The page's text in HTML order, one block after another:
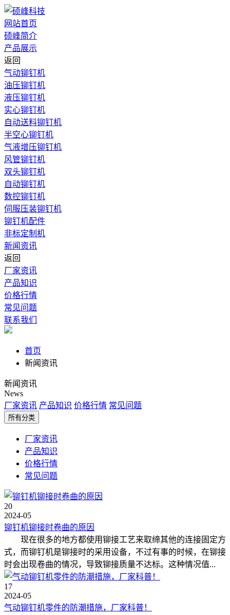
网站首页
硕峰简介
产品展示
返回
气动铆钉机
油压铆钉机
液压铆钉机
实心铆钉机
自动送料铆钉机
半空心铆钉机
气液增压铆钉机
风管铆钉机
双头铆钉机
自动铆钉机
数控铆钉机
伺服压装铆钉机
铆钉机配件
非标定制机
新闻资讯
返回
厂家资讯
产品知识
价格行情
常见问题
联系我们
首页
新闻资讯
新闻资讯
News
厂家资讯 产品知识 价格行情 常见问题
所有分类
厂家资讯
产品知识
价格行情
常见问题
20
2024-05
铆钉机铆接时卷曲的原因
现在很多的地方都使用铆接工艺来取缔其他的连接固定方
式，而铆钉机是铆接时的采用设备，不过有事的时候，在铆接
时会出现卷曲的情况，导致铆接质量不达标。这种情况值...
17
2024-05
气动铆钉机零件的防潮措施，厂家科普！